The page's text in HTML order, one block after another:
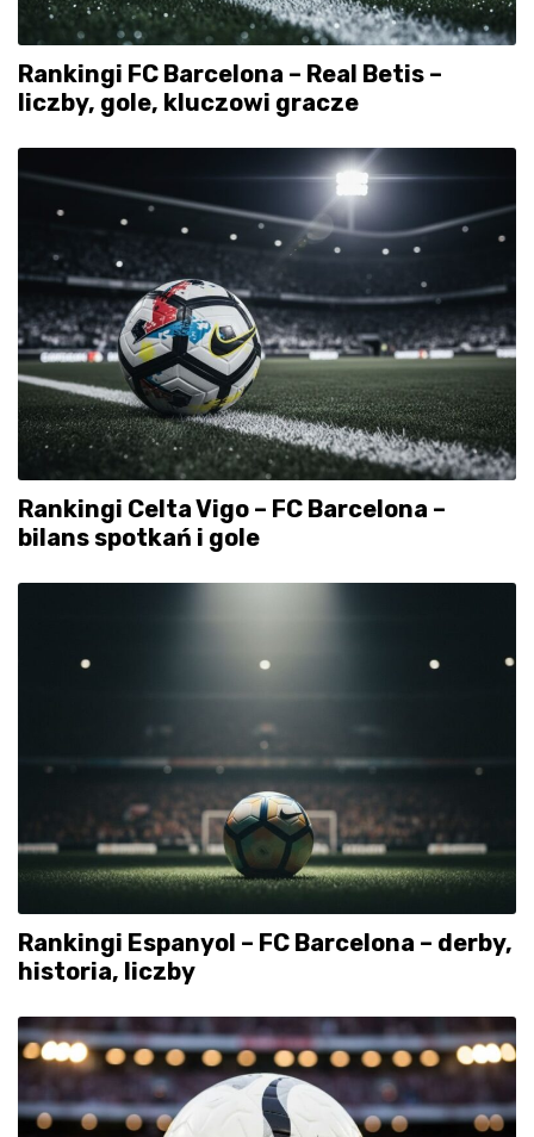
Rankingi FC Barcelona – Real Betis –
liczby, gole, kluczowi gracze
Rankingi Celta Vigo – FC Barcelona –
bilans spotkań i gole
Rankingi Espanyol – FC Barcelona – derby,
historia, liczby